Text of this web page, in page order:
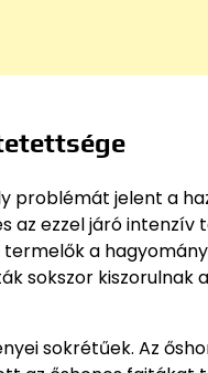
jelent a
az ezzel járó
a
sokszor kiszorulnak
sokrétűek. Az